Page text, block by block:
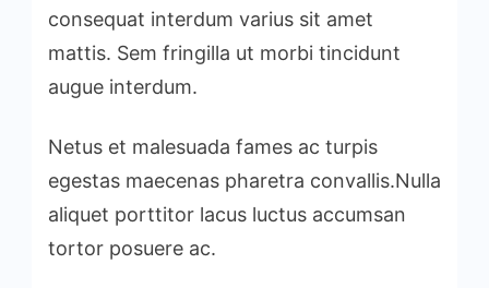
consequat interdum varius sit amet
mattis. Sem fringilla ut morbi tincidunt
augue interdum.
Netus et malesuada fames ac turpis
egestas maecenas pharetra convallis.Nulla
aliquet porttitor lacus luctus accumsan
tortor posuere ac.